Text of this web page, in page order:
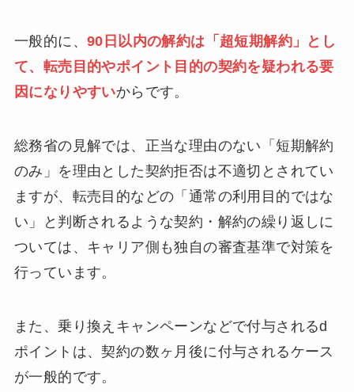
一般的に、 90日以内の解約は「超短期解約」とし
て、転売目的やポイント目的の契約を疑われる要
因になりやすいからです。
総務省の見解では、正当な理由のない「短期解約
のみ」を理由とした契約拒否は不適切とされてい
ますが、転売目的などの「通常の利用目的ではな
い」と判断されるような契約・解約の繰り返しに
ついては、キャリア側も独自の審査基準で対策を
行っています。
また、乗り換えキャンペーンなどで付与されるd
ポイントは、契約の数ヶ月後に付与されるケース
が一般的です。